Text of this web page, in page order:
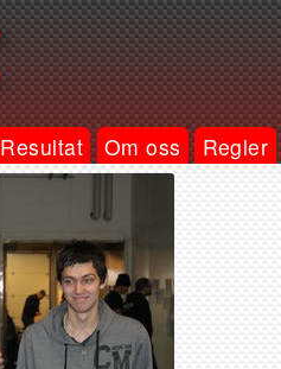
Resultat Om oss Regler